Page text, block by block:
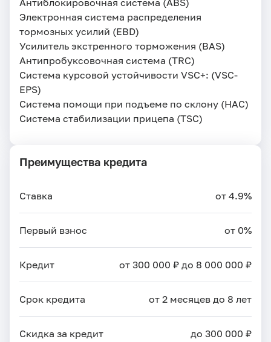
Антиблокировочная система (ABS)
Электронная система распределения
тормозных усилий (EBD)
Усилитель экстренного торможения (BAS)
Антипробуксовочная система (TRC)
Система курсовой устойчивости VSC+: (VSC-
EPS)
Система помощи при подъеме по склону (HAC)
Система стабилизации прицепа (TSC)
Преимущества кредита
Ставка от 4.9%
Первый взнос от 0%
Кредит от 300 000 ₽ до 8 000 000 ₽
Срок кредита от 2 месяцев до 8 лет
Скидка за кредит до 300 000 ₽